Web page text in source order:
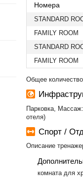
Номера
STANDARD
FAMILY ROOM
STANDARD
FAMILY ROOM
Общее
Парковка,
отеля)
Спорт /
Описание
комната для